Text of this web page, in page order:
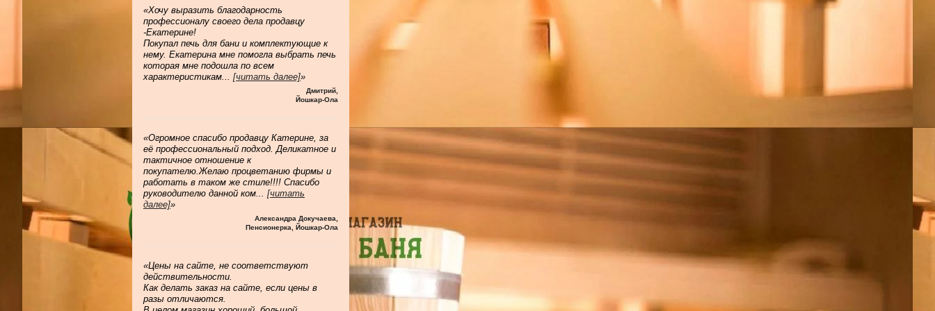
«Хочу выразить благодарность
профессионалу своего дела продавцу
-Екатерине!
Покупал печь для бани и комплектующие к
нему. Екатерина мне помогла выбрать печь
которая мне подошла по всем
характеристикам
[читать далее]»
Дмитрий
Йошкар-Ола
«Огромное спасибо продавцу Катерине, за
её профессиональный подход. Деликатное и
тактичное отношение к
покупателю.Желаю процветанию фирмы и
работать в таком же стиле!!!! Спасибо
руководителю данной ком
[читать
далее]»
Александра Докучаева
Пенсионерка, Йошкар-Ола
«Цены на сайте, не соответствуют
действительности.
Как делать заказ на сайте, если цены в
разы отличаются.